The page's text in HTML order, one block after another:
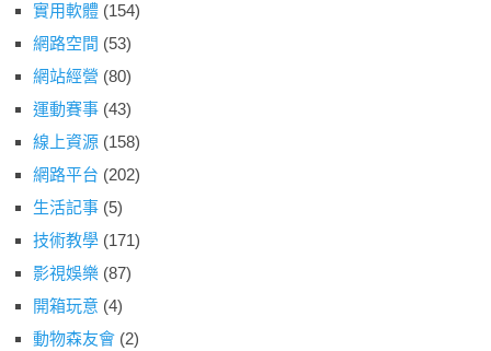
實用軟體 (154)
網路空間 (53)
網站經營 (80)
運動賽事 (43)
線上資源 (158)
網路平台 (202)
生活記事 (5)
技術教學 (171)
影視娛樂 (87)
開箱玩意 (4)
動物森友會 (2)